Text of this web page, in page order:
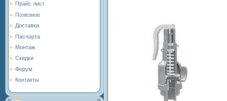
Прайс лист
Полезное
Доставка
Паспорта
Монтаж
Скидки
Форум
Контакты